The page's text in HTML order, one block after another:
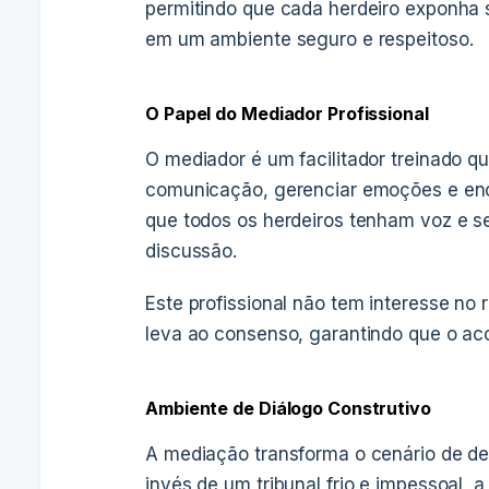
permitindo que cada herdeiro
em um ambiente seguro e respeitoso.
O Papel do Mediador Profissional
O mediador é um facilitador treinado
comunicação, gerenciar emoções e
que todos os herdeiros tenham voz e
discussão.
Este profissional não tem interesse
leva ao consenso, garantindo que o
Ambiente de Diálogo Construtivo
A mediação transforma o cenário de
invés de um tribunal frio e impessoal,